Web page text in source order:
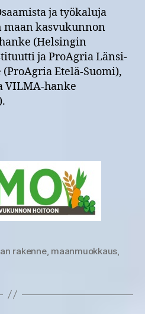
ja työkaluja
maan kasvukunnon
(Helsingin
ja ProAgria Länsi-
Etelä-Suomi),
VILMA-hanke
rakenne, maanmuokkaus